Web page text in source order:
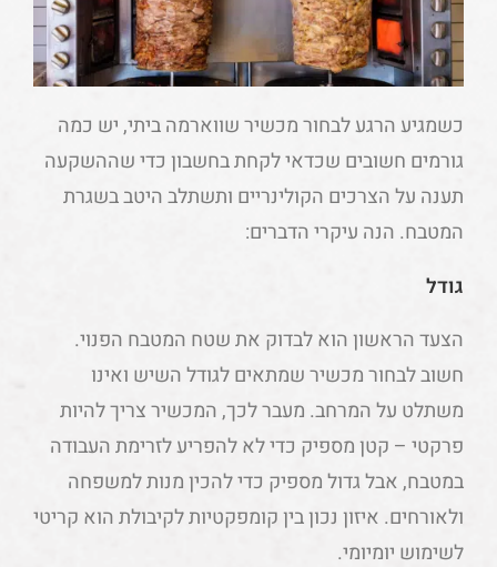
כשמגיע הרגע לבחור מכשיר שווארמה ביתי, יש כמה
גורמים חשובים שכדאי לקחת בחשבון כדי שההשקעה
תענה על הצרכים הקולינריים ותשתלב היטב בשגרת
המטבח. הנה עיקרי הדברים:
גודל
הצעד הראשון הוא לבדוק את שטח המטבח הפנוי.
חשוב לבחור מכשיר שמתאים לגודל השיש ואינו
משתלט על המרחב. מעבר לכך, המכשיר צריך להיות
פרקטי – קטן מספיק כדי לא להפריע לזרימת העבודה
במטבח, אבל גדול מספיק כדי להכין מנות למשפחה
ולאורחים. איזון נכון בין קומפקטיות לקיבולת הוא קריטי
לשימוש יומיומי.